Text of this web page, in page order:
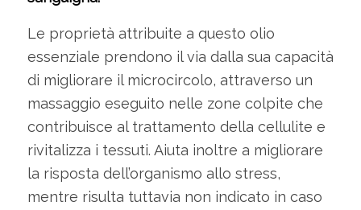
Le proprietà attribuite a questo olio
essenziale prendono il via dalla sua capacità
di migliorare il microcircolo, attraverso un
massaggio eseguito nelle zone colpite che
contribuisce al trattamento della cellulite e
rivitalizza i tessuti. Aiuta inoltre a migliorare
la risposta dell’organismo allo stress,
mentre risulta tuttavia non indicato in caso